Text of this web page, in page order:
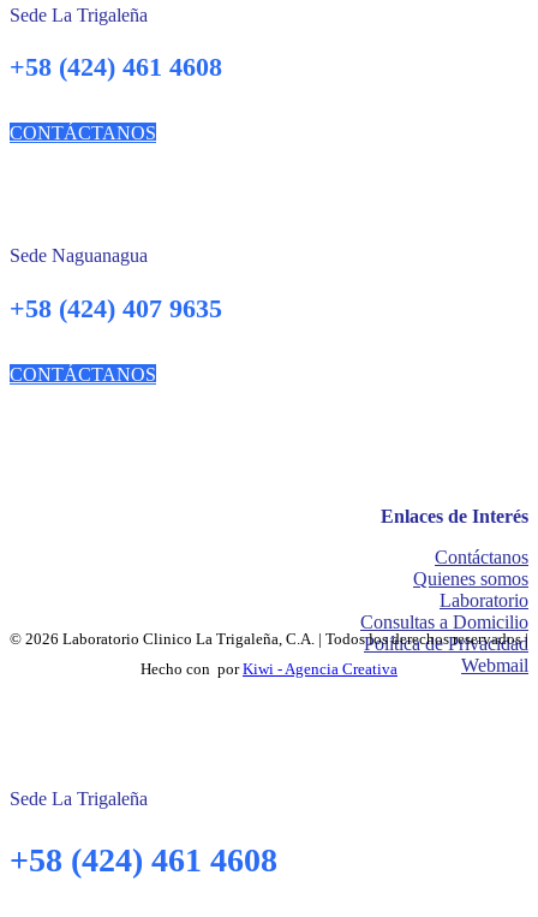
Sede La Trigaleña
+58 (424) 461 4608
CONTÁCTANOS
Sede Naguanagua
+58 (424) 407 9635
CONTÁCTANOS
Enlaces de Interés
Contáctanos
Quienes somos
Laboratorio
Consultas a Domicilio
Política de Privacidad
Webmail
© 2026 Laboratorio Clinico La Trigaleña, C.A. | Todos los derechos reservados |
Hecho con porKiwi - Agencia Creativa
Sede La Trigaleña
+58 (424) 461 4608